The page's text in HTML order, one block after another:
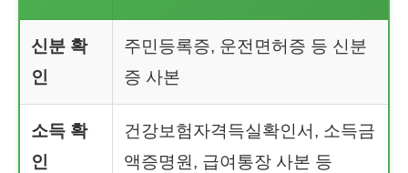
신분 확
인
주민등록증, 운전면허증 등 신분
증 사본
소득 확
인
건강보험자격득실확인서, 소득금
액증명원, 급여통장 사본 등